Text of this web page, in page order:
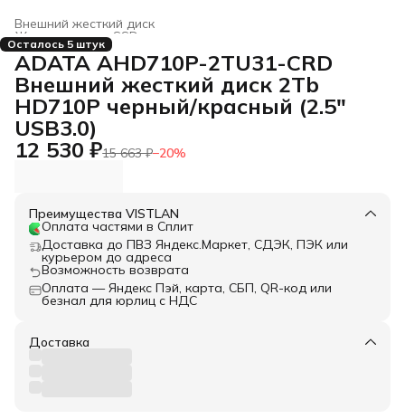
Внешний жесткий диск
Жесткие диски, SSD и сетевые накопители
Электроника
Главная ›
Осталось 5 штук
ADATA AHD710P-2TU31-CRD
Внешний жесткий диск 2Tb
HD710P черный/красный (2.5"
USB3.0)
12 530 ₽15 663 ₽−20%
Преимущества VISTLAN
Оплата частями в Сплит
Доставка до ПВЗ Яндекс.Маркет, СДЭК, ПЭК или
курьером до адреса
Возможность возврата
Оплата — Яндекс Пэй, карта, СБП, QR-код или
безнал для юрлиц с НДС
Доставка